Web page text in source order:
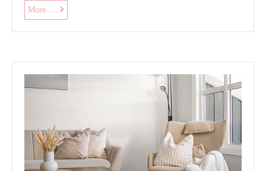
More .... Užite
si
gril